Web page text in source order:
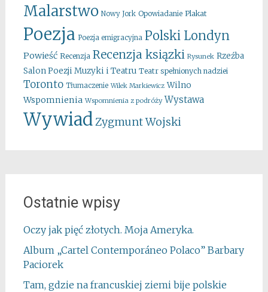
Malarstwo Nowy Jork Opowiadanie Plakat
Poezja Poezja emigracyjna Polski Londyn
Powieść Recenzja Recenzja ksiązki Rysunek Rzeźba
Salon Poezji Muzyki i Teatru Teatr spełnionych nadziei
Toronto Tłumaczenie Wilek Markiewicz Wilno
Wspomnienia Wspomnienia z podróży Wystawa
WywiadZygmunt Wojski
Ostatnie wpisy
Oczy jak pięć złotych. Moja Ameryka.
Album „Cartel Contemporáneo Polaco” Barbary
Paciorek
Tam, gdzie na francuskiej ziemi bije polskie